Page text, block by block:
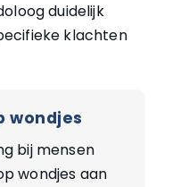
duidelijk
klachten
wondjes
bij mensen
wondjes aan